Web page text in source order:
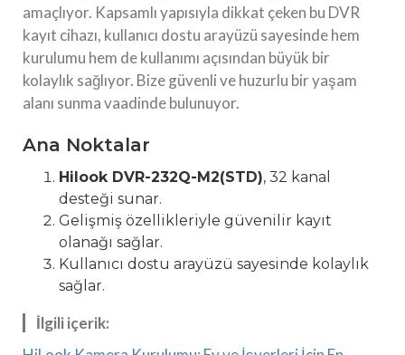
amaçlıyor. Kapsamlı yapısıyla dikkat çeken bu DVR
kayıt cihazı, kullanıcı dostu arayüzü sayesinde hem
kurulumu hem de kullanımı açısından büyük bir
kolaylık sağlıyor. Bize güvenli ve huzurlu bir yaşam
alanı sunma vaadinde bulunuyor.
Ana Noktalar
Hilook DVR-232Q-M2(STD), 32 kanal
desteği sunar.
Gelişmiş özellikleriyle güvenilir kayıt
olanağı sağlar.
Kullanıcı dostu arayüzü sayesinde kolaylık
sağlar.
İlgili içerik: